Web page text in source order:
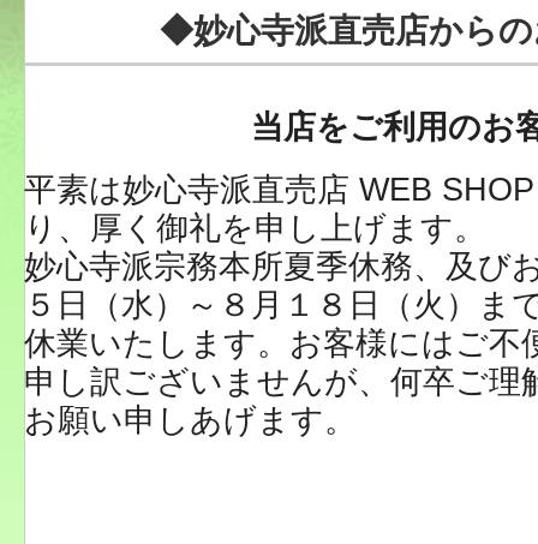
◆妙心寺派直売店から
当店をご利用のお
平素は妙心寺派直売店 WEB
り、厚く御礼を申し上げます。
妙心寺派宗務本所夏季休務、及び
５日（水）～８月１８日（火）ま
休業いたします。お客様にはご不
申し訳ございませんが、何卒ご理
お願い申しあげます。